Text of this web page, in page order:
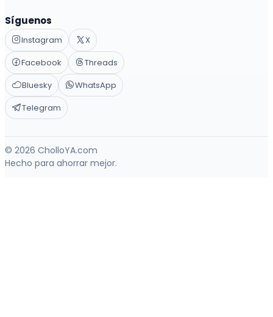
Síguenos
Instagram
X
Facebook
Threads
Bluesky
WhatsApp
Telegram
© 2026 CholloYA.com
Hecho para ahorrar mejor.